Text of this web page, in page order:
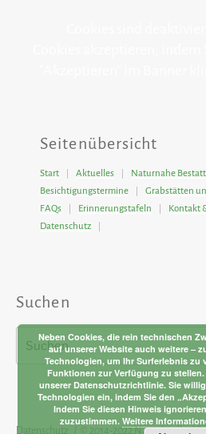
Seitenübersicht
Start Aktuelles Naturnahe
Besichtigungstermine
Grabstätten
FAQs
Erinnerungstafeln Kontakt
Datenschutz
Suchen
Suchen
© 2014-2022Naturfriedhof
Neben Cookies, die rein technischen
auf unserer Website auch weitere –
Technologien, um Ihr Surferlebnis zu
Funktionen zur Verfügung zu stellen.
unserer Datenschutzrichtlinie. Sie
Technologien ein, indem Sie den
Indem Sie diesen Hinweis
zuzustimmen. Weitere